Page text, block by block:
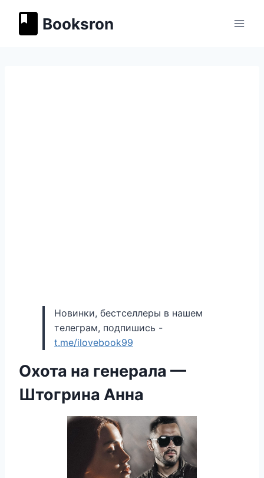
содержимому
Booksron
Новинки, бестселлеры в нашем
телеграм, подпишись -
t.me/ilovebook99
Охота на генерала —
Штогрина Анна